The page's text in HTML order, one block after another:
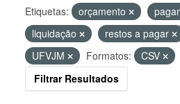
Etiquetas: orçamento
liquidação
restos a pagar
UFVJM
Formatos:
CSV
Filtrar Resultados